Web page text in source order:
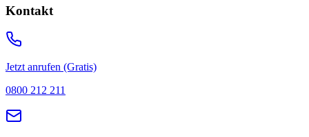
Kontakt
Jetzt anrufen (Gratis)
0800 212 211